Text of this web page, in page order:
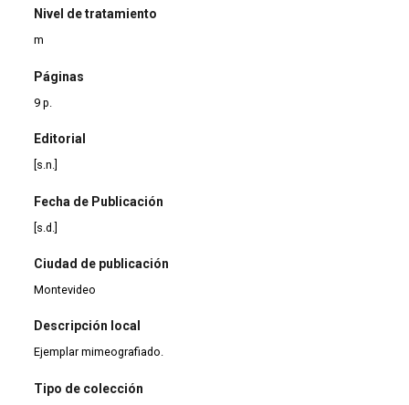
Nivel de tratamiento
m
Páginas
9 p.
Editorial
[s.n.]
Fecha de Publicación
[s.d.]
Ciudad de publicación
Montevideo
Descripción local
Ejemplar mimeografiado.
Tipo de colección